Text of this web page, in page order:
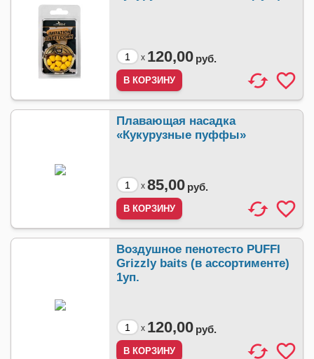
x 120,00 руб.
Плавающая насадка
«Кукурузные пуффы»
x 85,00 руб.
Воздушное пенотесто PUFFI
Grizzly baits (в ассортименте)
1уп.
x 120,00 руб.